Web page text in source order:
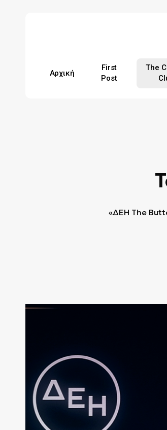
Αρχική
First
Post
The
«ΔΕΗ The